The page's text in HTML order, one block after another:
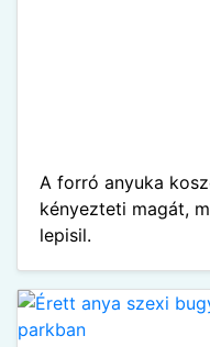
A forró anyuka
kényezteti magát,
lepisil.